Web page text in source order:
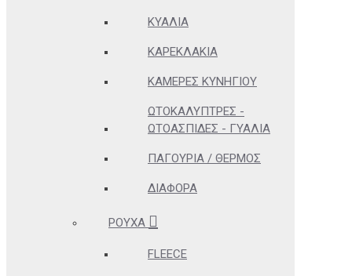
ΚΥΆΛΙΑ
ΚΑΡΕΚΛΆΚΙΑ
ΚΆΜΕΡΕΣ ΚΥΝΗΓΊΟΥ
ΩΤΟΚΑΛΎΠΤΡΕΣ -
ΩΤΟΑΣΠΊΔΕΣ - ΓΥΑΛΙΆ
ΠΑΓΟΎΡΙΑ / ΘΕΡΜΌΣ
ΔΙΆΦΟΡΑ
ΡΟΎΧΑ
FLEECE